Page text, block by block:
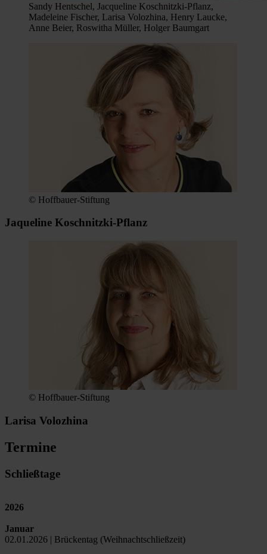
Sandy Hentschel, Jacqueline Koschnitzki-Pflanz,
Madeleine Fischer, Larisa Volozhina, Henry Laucke,
Anne Beier, Roswitha Müller, Holger Baumgart
© Hoffbauer-Stiftung
Jaqueline Koschnitzki-Pflanz
© Hoffbauer-Stiftung
Larisa Volozhina
Termine
Schließtage
2026
Januar
02.01.2026 | Brückentag (Weihnachtschließzeit)